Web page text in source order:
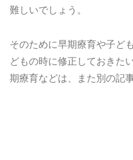
難しいでしょう。
そのために早期療育や子ど
どもの時に修正しておきた
期療育などは、また別の記